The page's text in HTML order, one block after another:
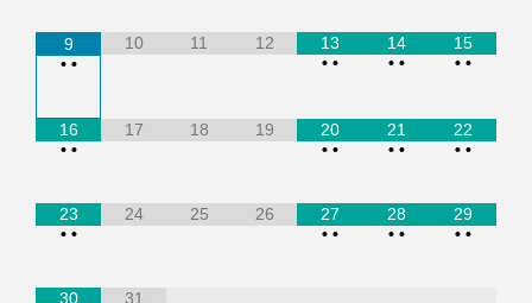
9
• •
10 11 12
13
• •
14
• •
15
• •
16
• •
17 18 19
20
• •
21
• •
22
• •
23
• •
24 25 26
27
• •
28
• •
29
• •
30
31